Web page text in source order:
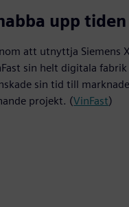
upp
att utnyttja Siemens
sin helt digitala
sin tid till
projekt. (VinFast)